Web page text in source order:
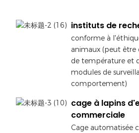
instituts de
conforme à
animaux (peut être
de température et
modules de
comportement)
cage à lapins
commerciale
Cage automatisée